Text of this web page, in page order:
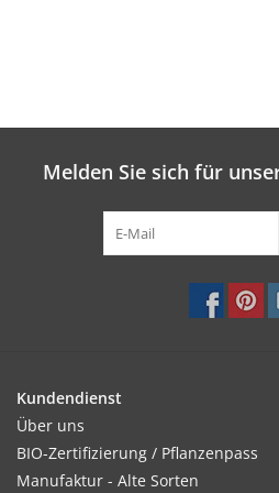
Melden Sie sich für
Kundendienst
Über uns
BIO-Zertifizierung / Pflanzenpass
Manufaktur - Alte Sorten